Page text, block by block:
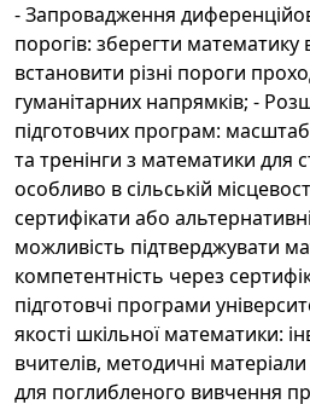
- Запровадження
порогів: зберегти математику
встановити різні пороги
гуманітарних напрямків; -
підготовчих програм:
та тренінги з математики для
особливо в сільській
сертифікати або
можливість підтверджувати
компетентність через
підготовчі програми
якості шкільної математики:
вчителів, методичні
для поглибленого вивчення